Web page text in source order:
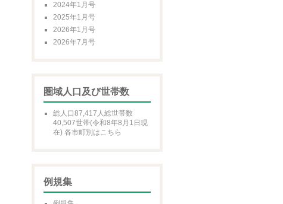
2024年1月号
2025年1月号
2026年1月号
2026年7月号
圏域人口及び世帯数
総人口87,417人総世帯数
40,507世帯(令和8年8月1日現
在) 各市町別はこちら
例規集